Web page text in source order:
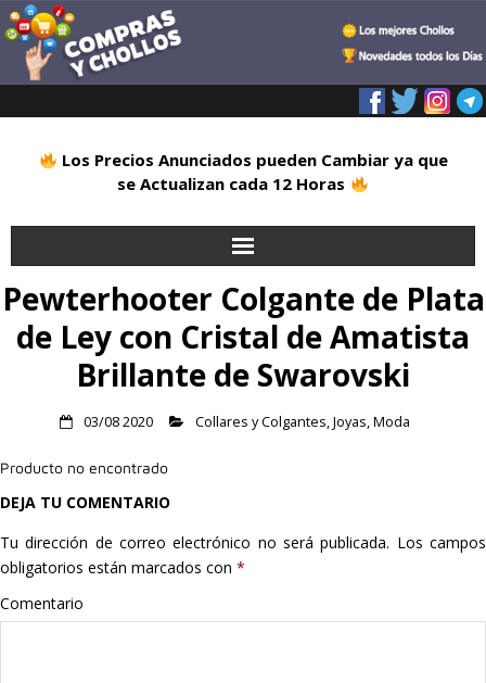
Los Precios Anunciados pueden Cambiar ya que
se Actualizan cada 12 Horas
Inicio
Alimentación
Hogar
Informática
Listas
Pewterhooter Colgante de Plata
de Ley con Cristal de Amatista
Brillante de Swarovski
03/08 2020 Collares y Colgantes,Joyas,Moda
Producto no encontrado
DEJA TU COMENTARIO
Tu dirección de correo electrónico no será publicada. Los campos
obligatorios están marcados con *
Comentario